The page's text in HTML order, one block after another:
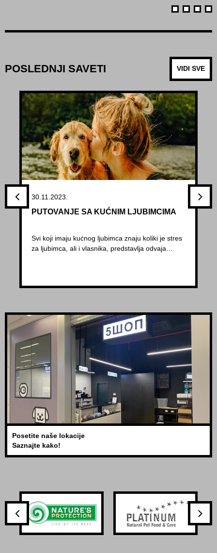
POSLEDNJI SAVETI VIDI SVE
30.11.2023.
PUTOVANJE SA KUĆNIM LJUBIMCIMA
Svi koji imaju kućnog ljubimca znaju koliki je stres
za ljubimca, ali i vlasnika, predstavlja odvaja…
Posetite naše lokacije
Saznajte kako!